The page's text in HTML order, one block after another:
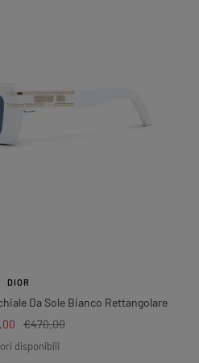
DIOR
Da Sole Bianco Rettangolare
Prezzo
regolare
€470,00
disponibili